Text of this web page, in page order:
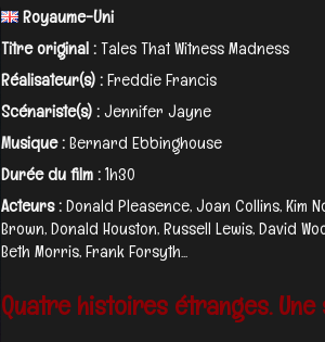
Royaume-Uni
Titre original :Tales That Witness Madness
Réalisateur(s) :Freddie Francis
Scénariste(s) :Jennifer Jayne
Musique :Bernard Ebbinghouse
Durée du film :1h30
Acteurs :Donald Pleasence, Joan Collins, Kim
Brown, Donald Houston, Russell Lewis, David
Beth Morris, Frank Forsyth...
Quatre histoires étranges.